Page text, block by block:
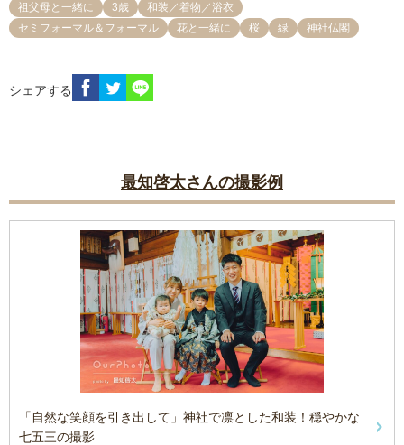
祖父母と一緒に
3歳
和装／着物／浴衣
セミフォーマル＆フォーマル
花と一緒に 桜 緑 神社仏閣
シェアする
最知啓太さんの撮影例
「自然な笑顔を引き出して」神社で凛とした和装！穏やかな
七五三の撮影